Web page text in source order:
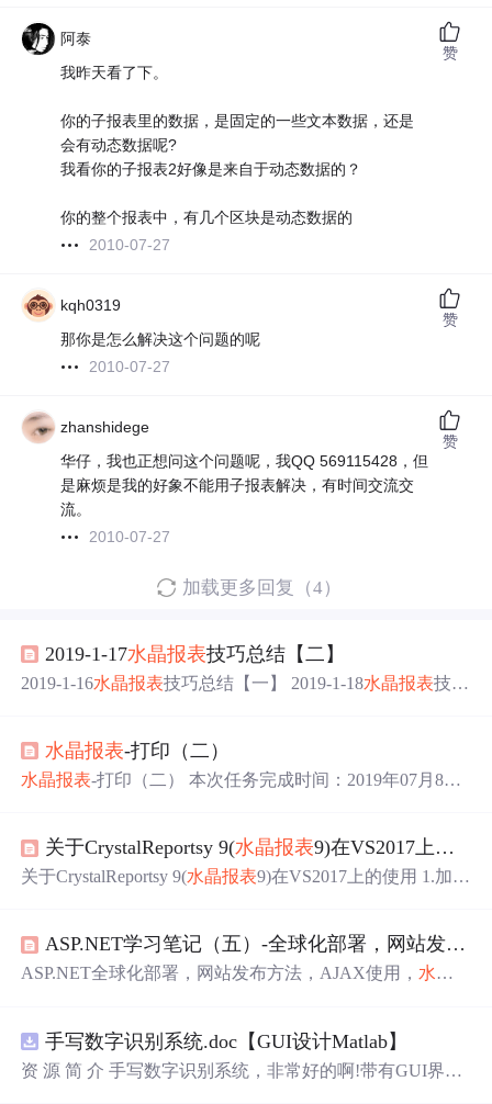
阿泰
我昨天看了下。
你的子报表里的数据，是固定的一些文本数据，还是
会有动态数据呢?
我看你的子报表2好像是来自于动态数据的？
你的整个报表中，有几个区块是动态数据的
2010-07-27
赞
kqh0319
那你是怎么解决这个问题的呢
2010-07-27
赞
zhanshidege
华仔，我也正想问这个问题呢，我QQ 569115428，但
是麻烦是我的好象不能用子报表解决，有时间交流交
流。
2010-07-27
赞
加载更多回复（4）
2019-1-17水晶报表技巧总结【二】
2019-1-16水晶报表 技巧总结【一】 2019-1-18水晶报表技巧
条：页面大小的设置。 第四条：如果要让列分上下两处显
示---要用到子报表。把子报表和主报表做成一样的格式。
水晶报表-打印（二）
水晶报表-打印（二） 本次任务完成时间：2019年07月8日
，上一章内容里讲的是创建打印模板和数据集，本章内容
是怎么做打印模板？ 我的打印是打印数据表格，比较简
关于CrystalReportsy 9(水晶报表9)在VS2017上的使用
关于CrystalReportsy 9(水晶报表9)在VS2017上的使用 1.加载
Reportsy 9是在VS2017是下载不了的,需要跳转到官方浏览
器下载,VS2017下载第一个就好. 填写信息注册或者如果有
ASP.NET学习笔记（五）-全球化部署，网站发布方法，AJAX使用，
ASP.NET全球化部署，网站发布方法，AJAX使用， 水晶
手写数字识别系统.doc【GUI设计Matlab】
资 源 简 介 手写数字识别系统，非常好的啊!带有GUI界